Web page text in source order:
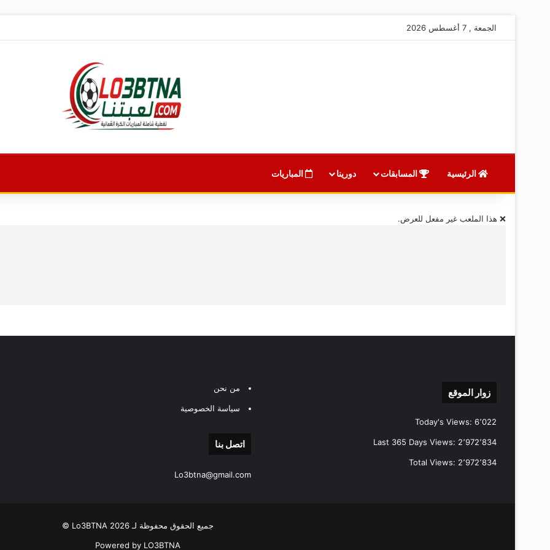
الجمعة , 7 أغسطس 2026
الرئيسية المسابقات دورينا المباريات
❌ هذا الملعب غير مفعل للعرض.
زوار الموقع
Today's Views: 6٬022
Last 365 Days Views: 2٬972٬834
Total Views: 2٬972٬834
من نحن
سياسة الخصوصية
اتصل بنا
Lo3btna@gmail.com
جميع الحقوق محفوظة لـ Lo3BTNA 2026 ©
Powered by LO3BTNA